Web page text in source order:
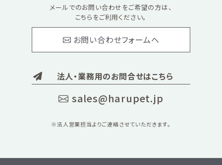
メールでのお問い合わせをご希望の方は、
こちらをご利用ください。
お問い合わせフォームへ
法人・業務用のお問合せはこちら
sales@harupet.jp
※法人営業担当よりご連絡させていただきます。